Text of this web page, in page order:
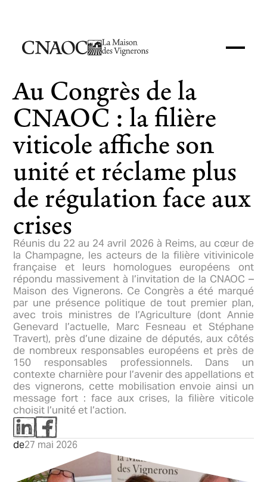
Au Congrès de la
CNAOC : la filière
viticole affiche son
unité et réclame plus
de régulation face aux
crises
Réunis du 22 au 24 avril 2026 à Reims, au cœur de
la Champagne, les acteurs de la filière vitivinicole
française et leurs homologues européens ont
répondu massivement à l’invitation de la CNAOC –
Maison des Vignerons. Ce Congrès a été marqué
par une présence politique de tout premier plan,
avec trois ministres de l’Agriculture (dont Annie
Genevard l’actuelle, Marc Fesneau et Stéphane
Travert), près d’une dizaine de députés, aux côtés
de nombreux responsables européens et près de
150 responsables professionnels. Dans un
contexte charnière pour l’avenir des appellations et
des vignerons, cette mobilisation envoie ainsi un
message fort : face aux crises, la filière viticole
choisit l’unité et l’action.
de27 mai 2026